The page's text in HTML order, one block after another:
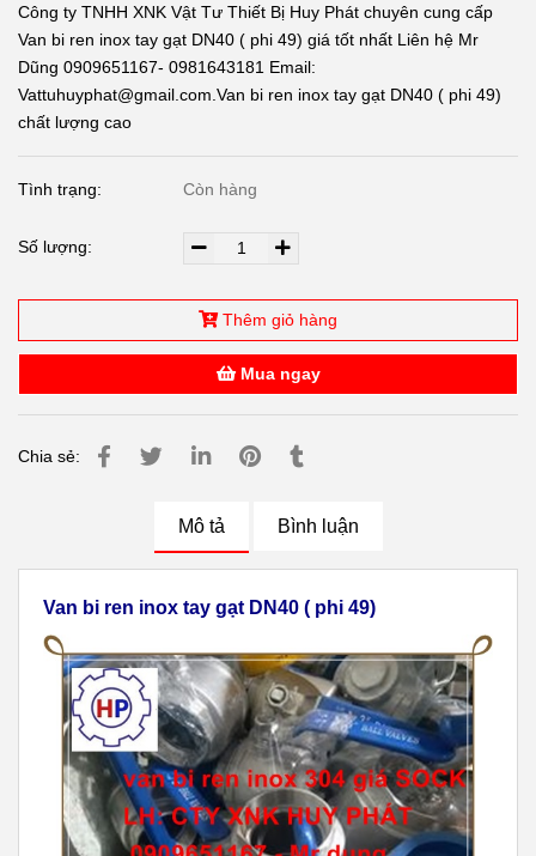
Công ty TNHH XNK Vật Tư Thiết Bị Huy Phát chuyên cung cấp
Van bi ren inox tay gạt DN40 ( phi 49) giá tốt nhất Liên hệ Mr
Dũng 0909651167- 0981643181 Email:
Vattuhuyphat@gmail.com.Van bi ren inox tay gạt DN40 ( phi 49)
chất lượng cao
Tình trạng: Còn hàng
Số lượng:
Thêm giỏ hàng
Mua ngay
Chia sẻ:
Mô tả Bình luận
Van bi ren inox tay gạt DN40 ( phi 49)